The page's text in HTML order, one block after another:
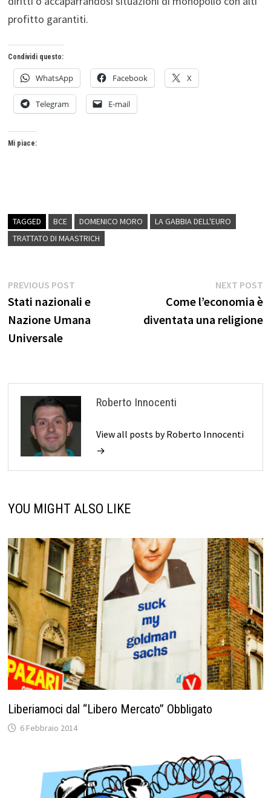
profitto garantiti.
Condividi questo:
WhatsApp Facebook X
Telegram E-mail
Mi piace:
TAGGED BCE DOMENICO MORO
LA GABBIA DELL'EURO
TRATTATO DI MAASTRICH
Navigazione
articoli
PREVIOUS POSTPrevious
post:
Stati nazionali e
Nazione Umana
Universale
NEXT POST
Come l’economia è
diventata una religione
Roberto Innocenti
View all posts by Roberto Innocenti
→
YOU MIGHT ALSO LIKE
Liberiamoci dal “Libero Mercato” Obbligato
6 Febbraio 2014